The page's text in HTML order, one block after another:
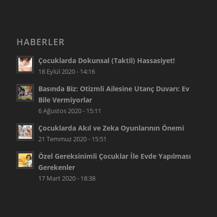
HABERLER
Çocuklarda Dokunsal (Taktil) Hassasiyet!
18 Eylül 2020 - 14:16
Basında Biz: Otizmli Ailesine Utanç Duvarı: Ev
Bile Vermiyorlar
6 Ağustos 2020 - 15:11
Çocuklarda Akıl ve Zeka Oyunlarının Önemi
21 Temmuz 2020 - 15:51
Özel Gereksinimli Çocuklar İle Evde Yapılması
Gerekenler
17 Mart 2020 - 18:38